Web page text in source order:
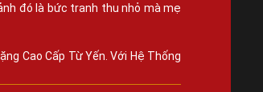
đó là bức tranh thu nhỏ mà mẹ
Cao Cấp Từ Yến. Với Hệ Thống